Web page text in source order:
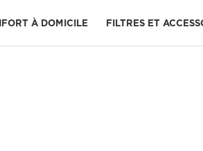
À DOMICILE FILTRES ET